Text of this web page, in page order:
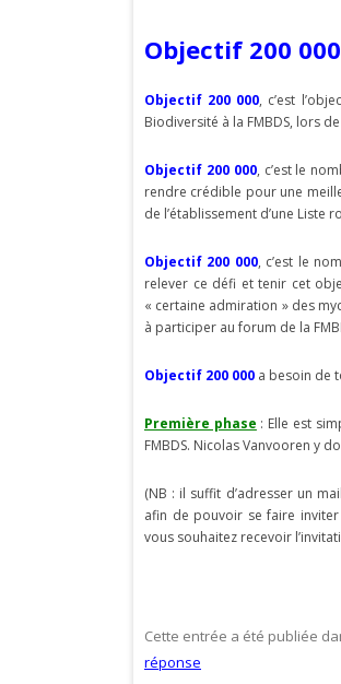
Objectif 200 000
Objectif 200 000, c’est
Biodiversité à la FMBDS, lors
Objectif 200 000, c’est le
rendre crédible pour une
de l’établissement d’une Liste
Objectif 200 000, c’est le
relever ce défi et tenir cet
« certaine admiration » des
à participer au forum de la
Objectif 200 000 a besoin de
Première phase : Elle est
FMBDS. Nicolas Vanvooren y
(NB : il suffit d’adresser un
afin de pouvoir se faire
vous souhaitez recevoir
Cette entrée a été publiée
réponse